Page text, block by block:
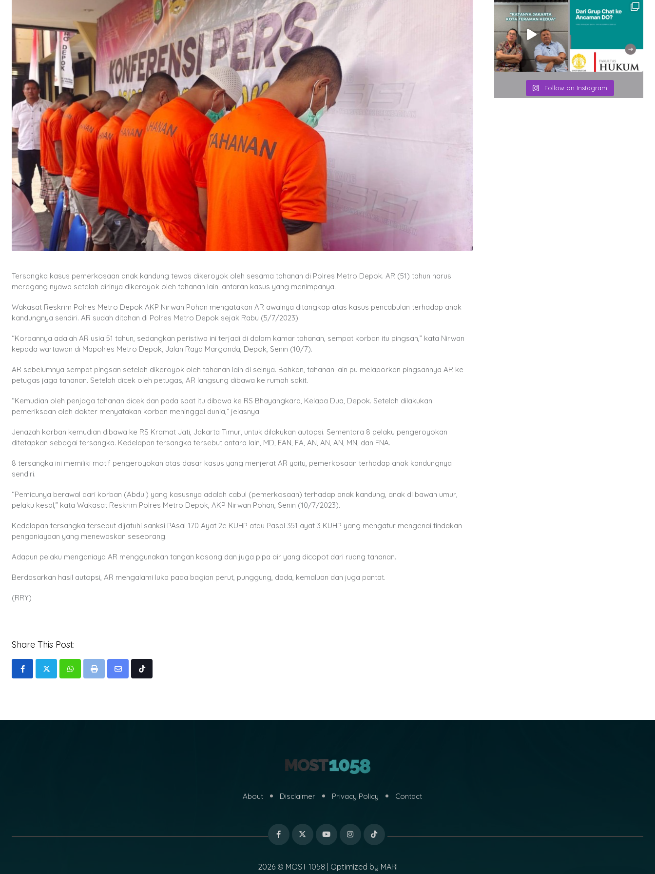
Tersangka kasus pemerkosaan anak kandung tewas dikeroyok oleh sesama tahanan di Polres Metro Depok. AR (51) tahun harus
meregang nyawa setelah dirinya dikeroyok oleh tahanan lain lantaran kasus yang menimpanya.
Wakasat Reskrim Polres Metro Depok AKP Nirwan Pohan mengatakan AR awalnya ditangkap atas kasus pencabulan terhadap anak
kandungnya sendiri. AR sudah ditahan di Polres Metro Depok sejak Rabu (5/7/2023).
“Korbannya adalah AR usia 51 tahun, sedangkan peristiwa ini terjadi di dalam kamar tahanan, sempat korban itu pingsan,” kata Nirwan
kepada wartawan di Mapolres Metro Depok, Jalan Raya Margonda, Depok, Senin (10/7).
AR sebelumnya sempat pingsan setelah dikeroyok oleh tahanan lain di selnya. Bahkan, tahanan lain pu melaporkan pingsannya AR ke
petugas jaga tahanan. Setelah dicek oleh petugas, AR langsung dibawa ke rumah sakit.
“Kemudian oleh penjaga tahanan dicek dan pada saat itu dibawa ke RS Bhayangkara, Kelapa Dua, Depok. Setelah dilakukan
pemeriksaan oleh dokter menyatakan korban meninggal dunia,” jelasnya.
Jenazah korban kemudian dibawa ke RS Kramat Jati, Jakarta Timur, untuk dilakukan autopsi. Sementara 8 pelaku pengeroyokan
ditetapkan sebagai tersangka. Kedelapan tersangka tersebut antara lain, MD, EAN, FA, AN, AN, AN, MN, dan FNA.
8 tersangka ini memiliki motif pengeroyokan atas dasar kasus yang menjerat AR yaitu, pemerkosaan terhadap anak kandungnya
sendiri.
“Pemicunya berawal dari korban (Abdul) yang kasusnya adalah cabul (pemerkosaan) terhadap anak kandung, anak di bawah umur,
pelaku kesal,” kata Wakasat Reskrim Polres Metro Depok, AKP Nirwan Pohan, Senin (10/7/2023).
Kedelapan tersangka tersebut dijatuhi sanksi PAsal 170 Ayat 2e KUHP atau Pasal 351 ayat 3 KUHP yang mengatur mengenai tindakan
penganiayaan yang menewaskan seseorang.
Adapun pelaku menganiaya AR menggunakan tangan kosong dan juga pipa air yang dicopot dari ruang tahanan.
Berdasarkan hasil autopsi, AR mengalami luka pada bagian perut, punggung, dada, kemaluan dan juga pantat.
(RRY)
Share This Post:
WhatsappPrint
Share
Tiktok
Follow on Instagram
About Disclaimer Privacy Policy Contact
2026 © MOST 1058 | Optimized by MARI